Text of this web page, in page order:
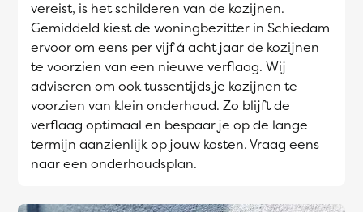
vereist, is het schilderen van de kozijnen.
Gemiddeld kiest de woningbezitter in Schiedam
ervoor om eens per vijf á acht jaar de kozijnen
te voorzien van een nieuwe verflaag. Wij
adviseren om ook tussentijds je kozijnen te
voorzien van klein onderhoud. Zo blijft de
verflaag optimaal en bespaar je op de lange
termijn aanzienlijk op jouw kosten. Vraag eens
naar een onderhoudsplan.